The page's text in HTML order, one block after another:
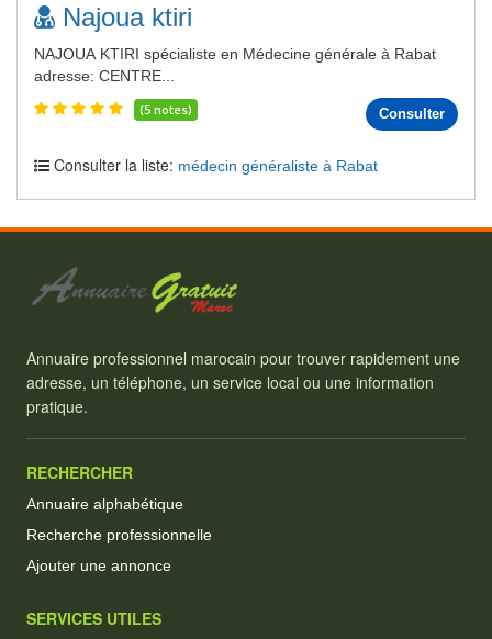
Najoua ktiri
NAJOUA KTIRI spécialiste en Médecine générale à Rabat
adresse: CENTRE...
(5 notes) Consulter
Consulter la liste: médecin généraliste à Rabat
Annuaire professionnel marocain pour trouver rapidement une
adresse, un téléphone, un service local ou une information
pratique.
RECHERCHER
Annuaire alphabétique
Recherche professionnelle
Ajouter une annonce
SERVICES UTILES